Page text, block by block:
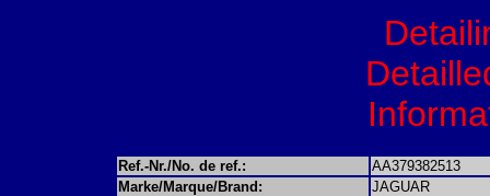
Ref.-Nr./No. de ref.:
AA379382513
Marke/Marque/Brand:
JAGUAR